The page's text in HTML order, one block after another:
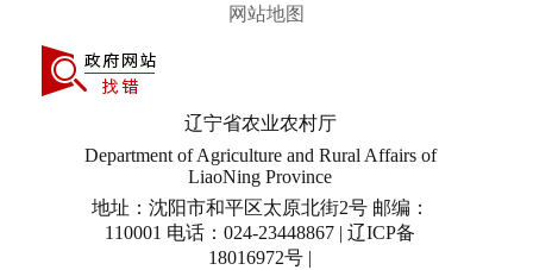
网站地图
辽宁省农业农村厅
Department of Agriculture and Rural Affairs of
LiaoNing Province
地址：沈阳市和平区太原北街2号 邮编：
110001 电话：024-23448867 | 辽ICP备
18016972号 |